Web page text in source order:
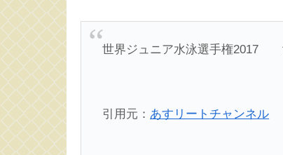
世界ジュニア水泳選手権2017
引用元： あすリートチャンネル